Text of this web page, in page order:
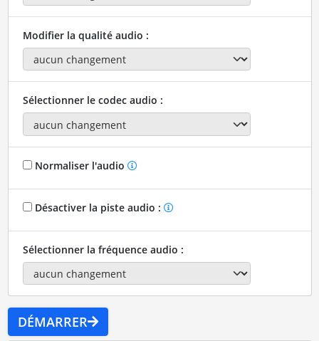
Modifier la qualité audio :
Sélectionner le codec audio :
Normaliser l'audio
Désactiver la piste audio :
Sélectionner la fréquence audio :
DÉMARRER